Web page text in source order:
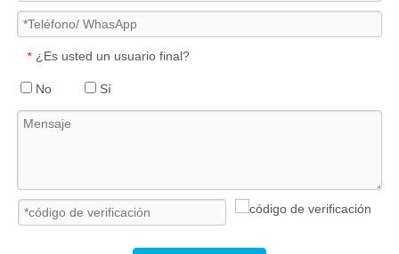
* ¿Es usted un usuario final?
No Sí